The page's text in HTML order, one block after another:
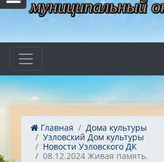
муниципальный
Главная
Дома культуры
Узловский Дом культуры
Новости Узловского ДК
08.12.2024 Живая память.